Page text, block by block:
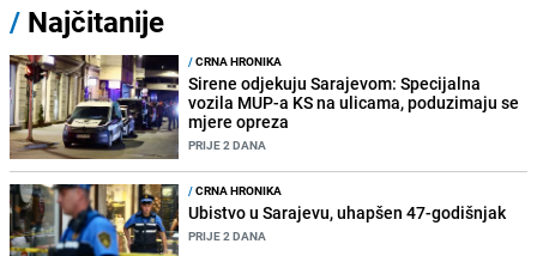
/ Najčitanije
/CRNA HRONIKA
Sirene odjekuju Sarajevom: Specijalna
vozila MUP-a KS na ulicama, poduzimaju se
mjere opreza
PRIJE 2 DANA
/CRNA HRONIKA
Ubistvo u Sarajevu, uhapšen 47-godišnjak
PRIJE 2 DANA